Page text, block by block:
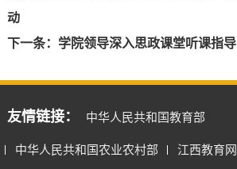
动
下一条： 学院领导深入思政课堂听课指导
友情链接： 中华人民共和国教育部
中华人民共和国农业农村部 江西教育网